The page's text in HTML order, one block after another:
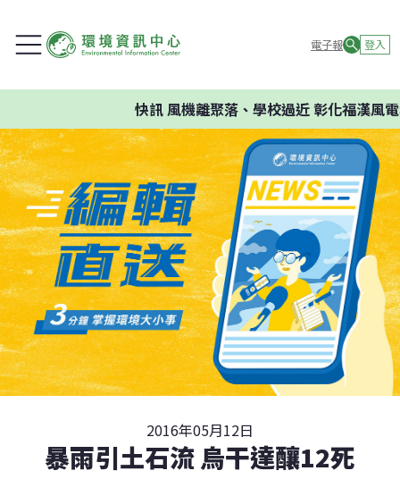
電子報 登入
快訊風機離聚落、學校過近 彰化福漢風電
2016年05月12日
暴雨引土石流 烏干達釀12死